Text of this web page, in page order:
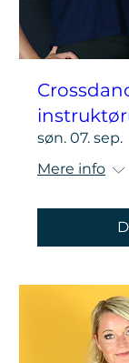
søn. 07. sep.
Mere info